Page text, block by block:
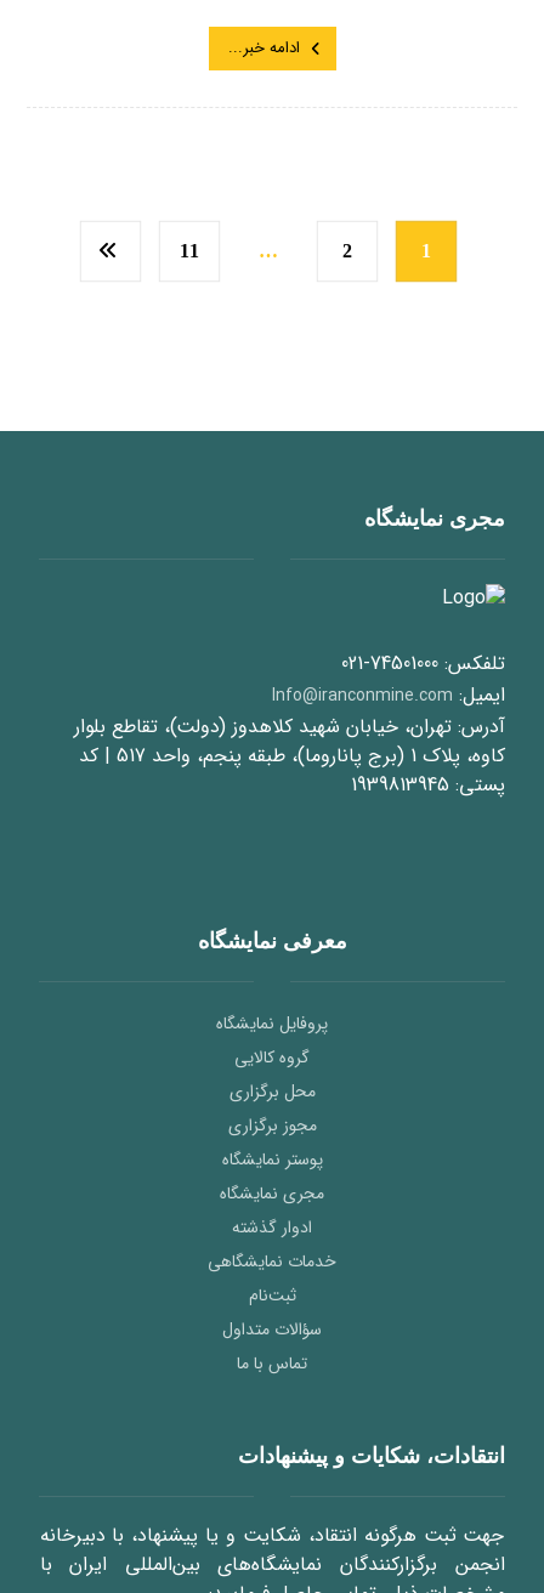
ادامه خبر...
1
2
…
11
مجری نمایشگاه
تلفکس: 74501000-021
ایمیل: Info@iranconmine.com
آدرس: تهران، خیابان شهید کلاهدوز (دولت)، تقاطع بلوار
کاوه، پلاک 1 (برج پاناروما)، طبقه پنجم، واحد 517 | کد
پستی: 1939813945
معرفی نمایشگاه
پروفایل نمایشگاه
گروه کالایی
محل برگزاری
مجوز برگزاری
پوستر نمایشگاه
مجری نمایشگاه
ادوار گذشته
خدمات نمایشگاهی
ثبت‌نام
سؤالات متداول
تماس با ما
انتقادات، شکایات و پیشنهادات
جهت ثبت هرگونه انتقاد، شکایت و یا پیشنهاد، با دبیرخانه
انجمن برگزارکنندگان نمایشگاه‌های بین‌المللی ایران با